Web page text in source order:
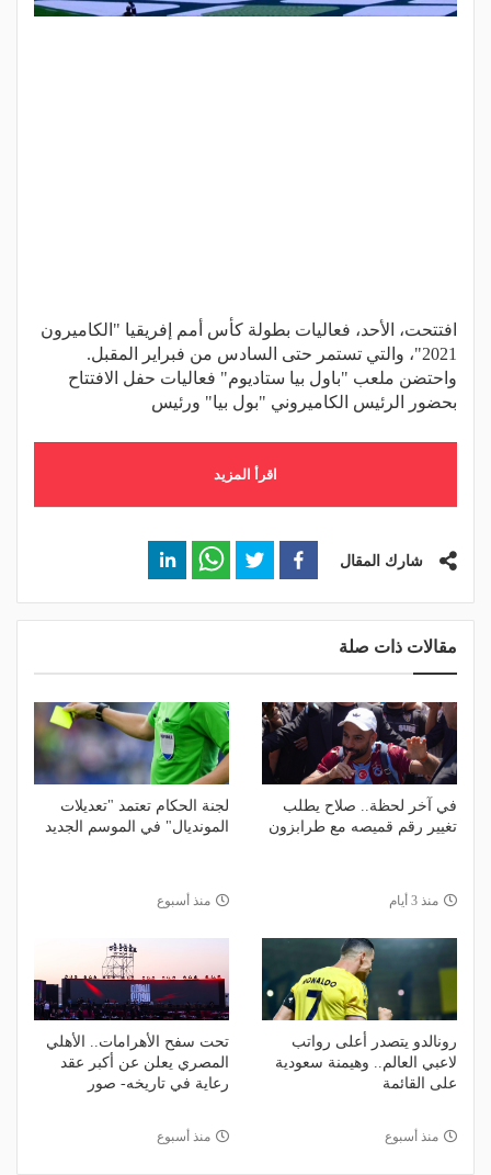
افتتحت، الأحد، فعاليات بطولة كأس أمم إفريقيا "الكاميرون
2021"، والتي تستمر حتى السادس من فبراير المقبل.
واحتضن ملعب "باول بيا ستاديوم" فعاليات حفل الافتتاح
بحضور الرئيس الكاميروني "بول بيا" ورئيس
اقرأ المزيد
شارك المقال
مقالات ذات صلة
في آخر لحظة.. صلاح يطلب
تغيير رقم قميصه مع طرابزون
منذ 3 أيام
لجنة الحكام تعتمد "تعديلات
المونديال" في الموسم الجديد
منذ أسبوع
رونالدو يتصدر أعلى رواتب
لاعبي العالم.. وهيمنة سعودية
على القائمة
منذ أسبوع
تحت سفح الأهرامات.. الأهلي
المصري يعلن عن أكبر عقد
رعاية في تاريخه- صور
منذ أسبوع